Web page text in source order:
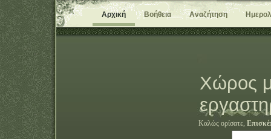
Αρχική Βοήθεια Αναζήτηση
Χώρος
Καλώς ορίσατε,